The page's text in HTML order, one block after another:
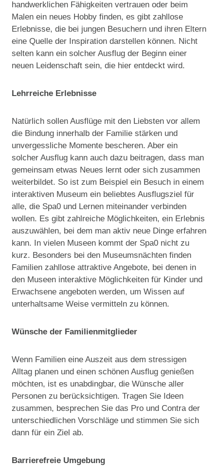
handwerklichen Fähigkeiten vertrauen oder beim
Malen ein neues Hobby finden, es gibt zahllose
Erlebnisse, die bei jungen Besuchern und ihren Eltern
eine Quelle der Inspiration darstellen können. Nicht
selten kann ein solcher Ausflug der Beginn einer
neuen Leidenschaft sein, die hier entdeckt wird.
Lehrreiche Erlebnisse
Natürlich sollen Ausflüge mit den Liebsten vor allem
die Bindung innerhalb der Familie stärken und
unvergessliche Momente bescheren. Aber ein
solcher Ausflug kann auch dazu beitragen, dass man
gemeinsam etwas Neues lernt oder sich zusammen
weiterbildet. So ist zum Beispiel ein Besuch in einem
interaktiven Museum ein beliebtes Ausflugsziel für
alle, die Spa0 und Lernen miteinander verbinden
wollen. Es gibt zahlreiche Möglichkeiten, ein Erlebnis
auszuwählen, bei dem man aktiv neue Dinge erfahren
kann. In vielen Museen kommt der Spa0 nicht zu
kurz. Besonders bei den Museumsnächten finden
Familien zahllose attraktive Angebote, bei denen in
den Museen interaktive Möglichkeiten für Kinder und
Erwachsene angeboten werden, um Wissen auf
unterhaltsame Weise vermitteln zu können.
Wünsche der Familienmitglieder
Wenn Familien eine Auszeit aus dem stressigen
Alltag planen und einen schönen Ausflug genießen
möchten, ist es unabdingbar, die Wünsche aller
Personen zu berücksichtigen. Tragen Sie Ideen
zusammen, besprechen Sie das Pro und Contra der
unterschiedlichen Vorschläge und stimmen Sie sich
dann für ein Ziel ab.
Barrierefreie Umgebung